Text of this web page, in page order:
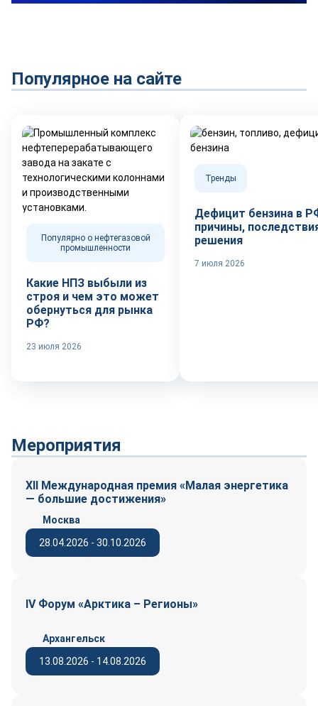
Популярное на сайте
Популярно о нефтегазовой
промышленности
Какие НПЗ выбыли из
строя и чем это может
обернуться для рынка
РФ?
23 июля 2026
Тренды
Дефицит бензина в
причины,
решения
7 июля 2026
Мероприятия
XII Международная премия «Малая энергетика
— большие достижения»
28.04.2026 - 30.10.2026
Москва
IV Форум «Арктика – Регионы»
13.08.2026 - 14.08.2026
Архангельск